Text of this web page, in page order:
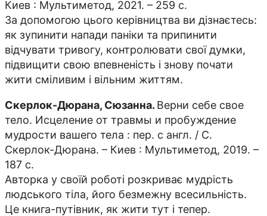
Киев : Мультиметод, 2021. – 259 с.
За допомогою цього керівництва ви дізнаєтесь:
як зупинити напади паніки та припинити
відчувати тривогу, контролювати свої думки,
підвищити свою впевненість і знову почати
жити сміливим і вільним життям.
Скерлок-Дюрана, Сюзанна. Верни себе свое
тело. Исцеление от травмы и пробуждение
мудрости вашего тела : пер. с англ. / С.
Скерлок-Дюрана. – Киев : Мультиметод, 2019. –
187 с.
Авторка у своїй роботі розкриває мудрість
людського тіла, його безмежну всесильність.
Це книга-путівник, як жити тут і тепер.